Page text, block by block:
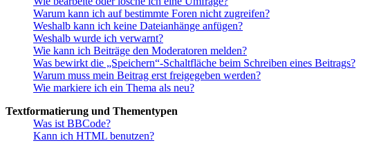
Warum kann ich auf bestimmte Foren nicht zugreifen?
Weshalb kann ich keine Dateianhänge anfügen?
Weshalb wurde ich verwarnt?
Wie kann ich Beiträge den Moderatoren melden?
Was bewirkt die „Speichern“-Schaltfläche beim Schreiben eines Beitrags?
Warum muss mein Beitrag erst freigegeben werden?
Wie markiere ich ein Thema als neu?
Textformatierung und Thementypen
Was ist BBCode?
Kann ich HTML benutzen?